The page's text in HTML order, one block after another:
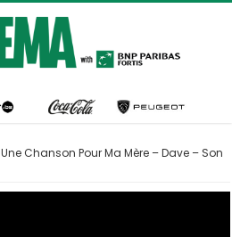
Une Chanson Pour Ma Mère – Dave – Son